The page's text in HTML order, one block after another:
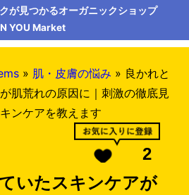
が見つかるオーガニックショップ
YOU Market
» 肌・皮膚の悩み » 良かれと
肌荒れの原因に｜刺激の徹底見
ンケアを教えます
2
いたスキンケアが